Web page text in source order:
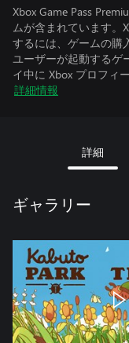
Xbox Game Pass
ムが含まれています。
するには、ゲームの購
ユーザーが起動するゲ
イ中に Xbox プロフィ
詳細情報
詳細
ギャラリー